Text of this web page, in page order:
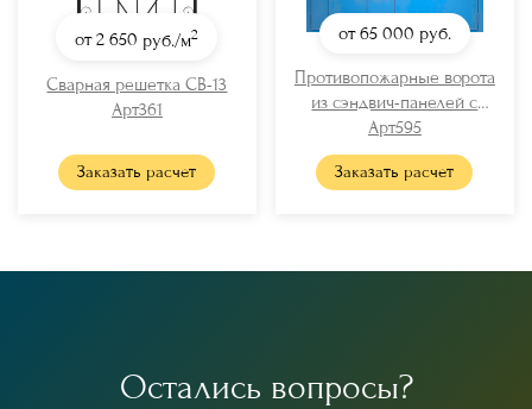
от 2 650 руб./м2
Сварная решетка СВ-13
Арт361
Заказать расчет
от 65 000 руб.
Противопожарные ворота
из сэндвич-панелей с
калиткой (RAL 5005)
Арт595
Заказать расчет
Остались вопросы?